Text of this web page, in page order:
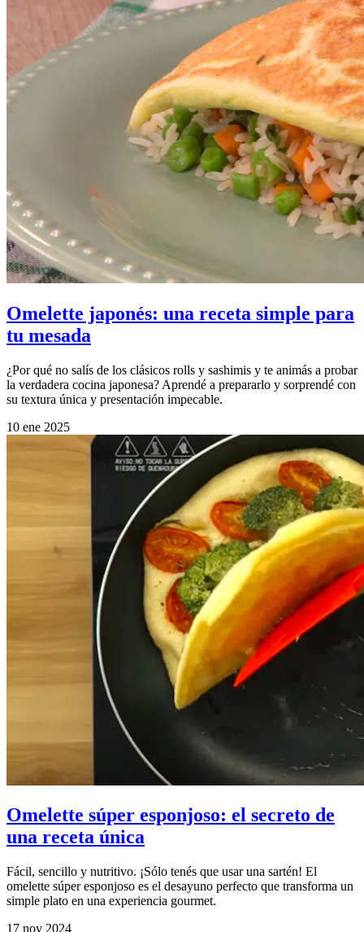
Omelette japonés: una receta simple para
tu mesada
¿Por qué no salís de los clásicos rolls y sashimis y te animás a probar
la verdadera cocina japonesa? Aprendé a prepararlo y sorprendé con
su textura única y presentación impecable.
10 ene 2025
Omelette súper esponjoso: el secreto de
una receta única
Fácil, sencillo y nutritivo. ¡Sólo tenés que usar una sartén! El
omelette súper esponjoso es el desayuno perfecto que transforma un
simple plato en una experiencia gourmet.
17 nov 2024